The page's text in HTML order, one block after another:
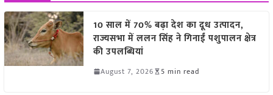
10 साल में 70% बढ़ा देश का दूध उत्पादन,
राज्यसभा में ललन सिंह ने गिनाईं पशुपालन क्षेत्र
की उपलब्धियां
August 7, 2026 5 min read